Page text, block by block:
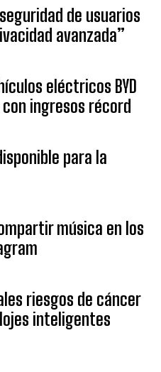
de usuarios
avanzada”
eléctricos BYD
ingresos récord
para la
música en los
riesgos de cáncer
inteligentes